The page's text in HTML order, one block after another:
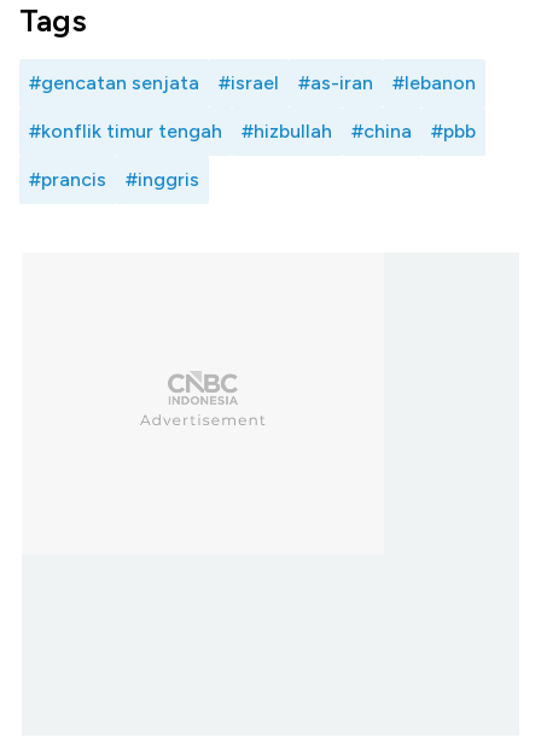
Tags
#gencatan senjata #israel #as-iran #lebanon
#konflik timur tengah #hizbullah #china #pbb
#prancis #inggris